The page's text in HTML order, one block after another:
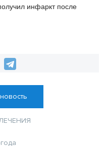
инфаркт после